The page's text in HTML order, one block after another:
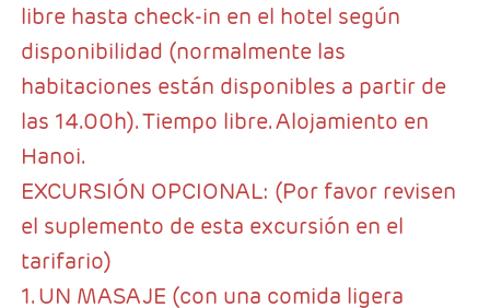
libre hasta check-in en el hotel según
disponibilidad (normalmente las
habitaciones están disponibles a partir de
las 14.00h). Tiempo libre. Alojamiento en
Hanoi.
EXCURSIÓN OPCIONAL: (Por favor revisen
el suplemento de esta excursión en el
tarifario)
1. UN MASAJE (con una comida ligera